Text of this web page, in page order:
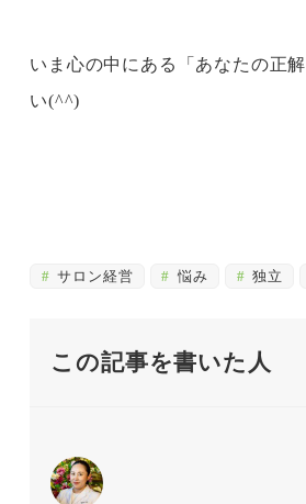
いま心の中にある「あなたの正
い(^^)
サロン経営 悩み 独立
この記事を書いた人